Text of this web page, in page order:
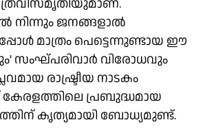
നിന്നും ജനങ്ങളാൽ
മാത്രം പെട്ടെന്നുണ്ടായ ഈ
സംഘ്പരിവാർ വിരോധവും
രാഷ്ട്രീയ നാടകം
കേരളത്തിലെ പ്രബുദ്ധമായ
കൃത്യമായി ബോധ്യമുണ്ട്.